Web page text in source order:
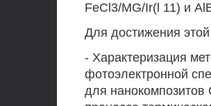
FeCl3/MG/Ir(l 11) и
Для достижения
- Характеризация
фотоэлектронной
для